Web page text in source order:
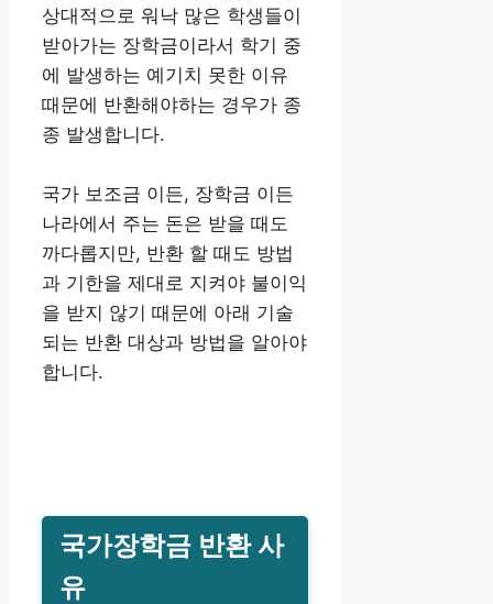
상대적으로 워낙 많은 학생들이
받아가는 장학금이라서 학기 중
에 발생하는 예기치 못한 이유
때문에 반환해야하는 경우가 종
종 발생합니다.
국가 보조금 이든, 장학금 이든
나라에서 주는 돈은 받을 때도
까다롭지만, 반환 할 때도 방법
과 기한을 제대로 지켜야 불이익
을 받지 않기 때문에 아래 기술
되는 반환 대상과 방법을 알아야
합니다.
국가장학금 반환 사
유